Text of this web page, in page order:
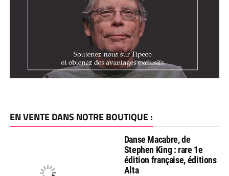
EN VENTE DANS NOTRE BOUTIQUE :
Danse Macabre, de
Stephen King : rare 1e
édition française, éditions
Alta